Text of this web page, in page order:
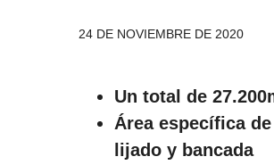
24 DE NOVIEMBRE DE 2020
Un total de
Área específica
lijado y bancada